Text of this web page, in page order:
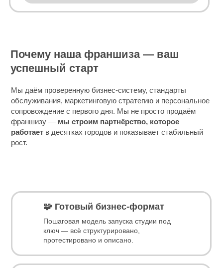
Почему наша франшиза — ваш
успешный старт
Мы даём проверенную бизнес‑систему, стандарты
обслуживания, маркетинговую стратегию и персональное
сопровождение с первого дня. Мы не просто продаём
франшизу — мы строим партнёрство, которое
работает в десятках городов и показывает стабильный
рост.
🧩 Готовый бизнес‑формат
Пошаговая модель запуска студии под
ключ — всё структурировано,
протестировано и описано.